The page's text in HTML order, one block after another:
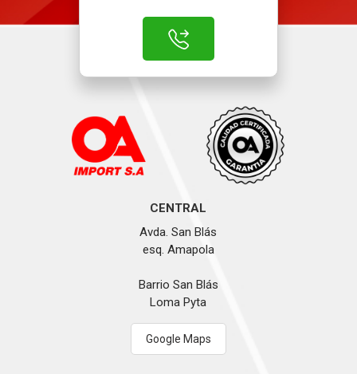
CENTRAL
Avda. San Blás
esq. Amapola
Barrio San Blás
Loma Pyta
Google Maps